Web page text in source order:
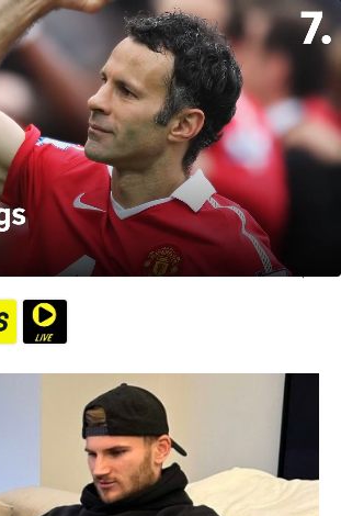
vurderer exit fra
etter vanskelig
30. oktober 2023 538